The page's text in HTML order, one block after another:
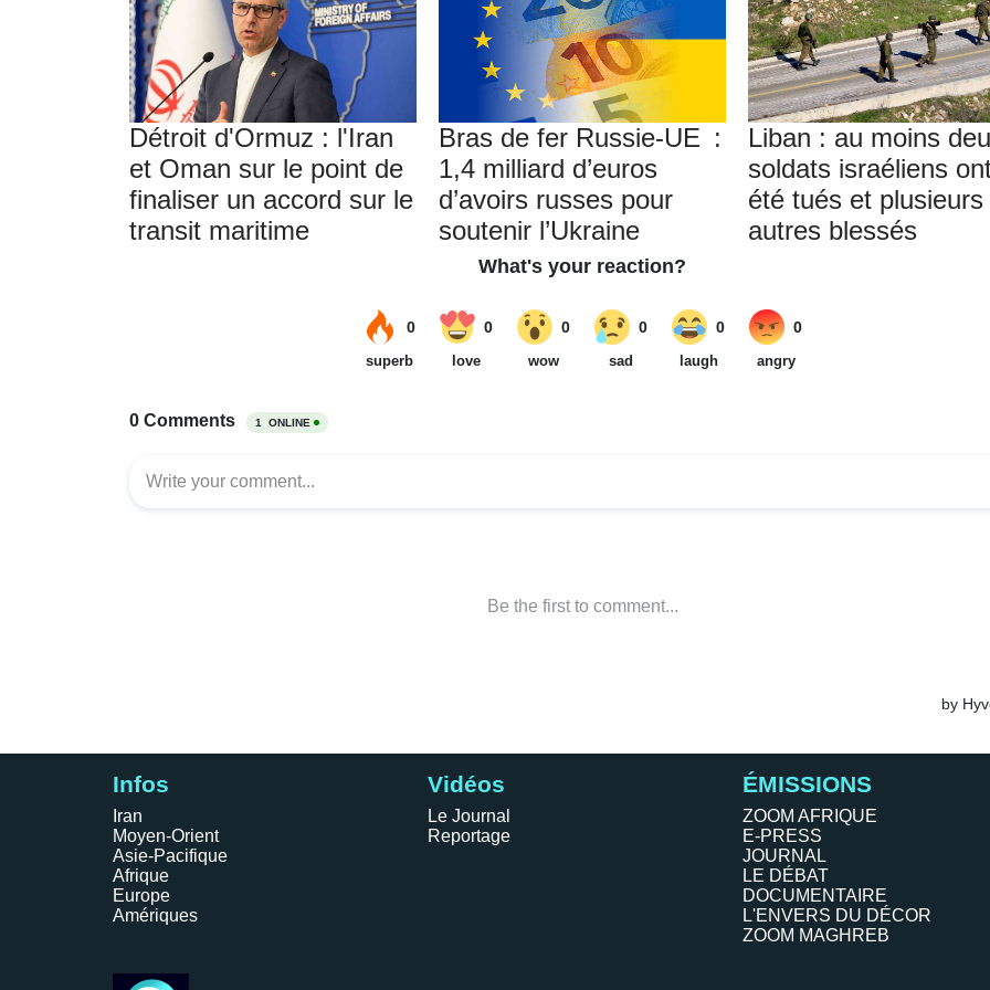
Détroit d'Ormuz : l'Iran
et Oman sur le point de
finaliser un accord sur le
transit maritime
Bras de fer Russie-UE :
1,4 milliard d’euros
d’avoirs russes pour
soutenir l’Ukraine
Liban : au moins
soldats israéliens
été tués et plusieurs
autres blessés
Infos
Iran
Moyen-Orient
Asie-Pacifique
Afrique
Europe
Amériques
Vidéos
Le Journal
Reportage
ÉMISSIONS
ZOOM AFRIQUE
E-PRESS
JOURNAL
LE DÉBAT
DOCUMENTAIRE
L'ENVERS DU DÉCOR
ZOOM MAGHREB